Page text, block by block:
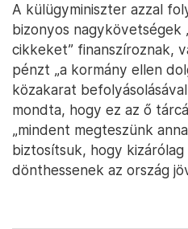
A külügyminiszter azzal
bizonyos nagykövetségek
cikkeket” finanszíroznak,
pénzt „a kormány ellen
közakarat
mondta, hogy ez az ő
„mindent megteszünk
biztosítsuk, hogy
dönthessenek az ország